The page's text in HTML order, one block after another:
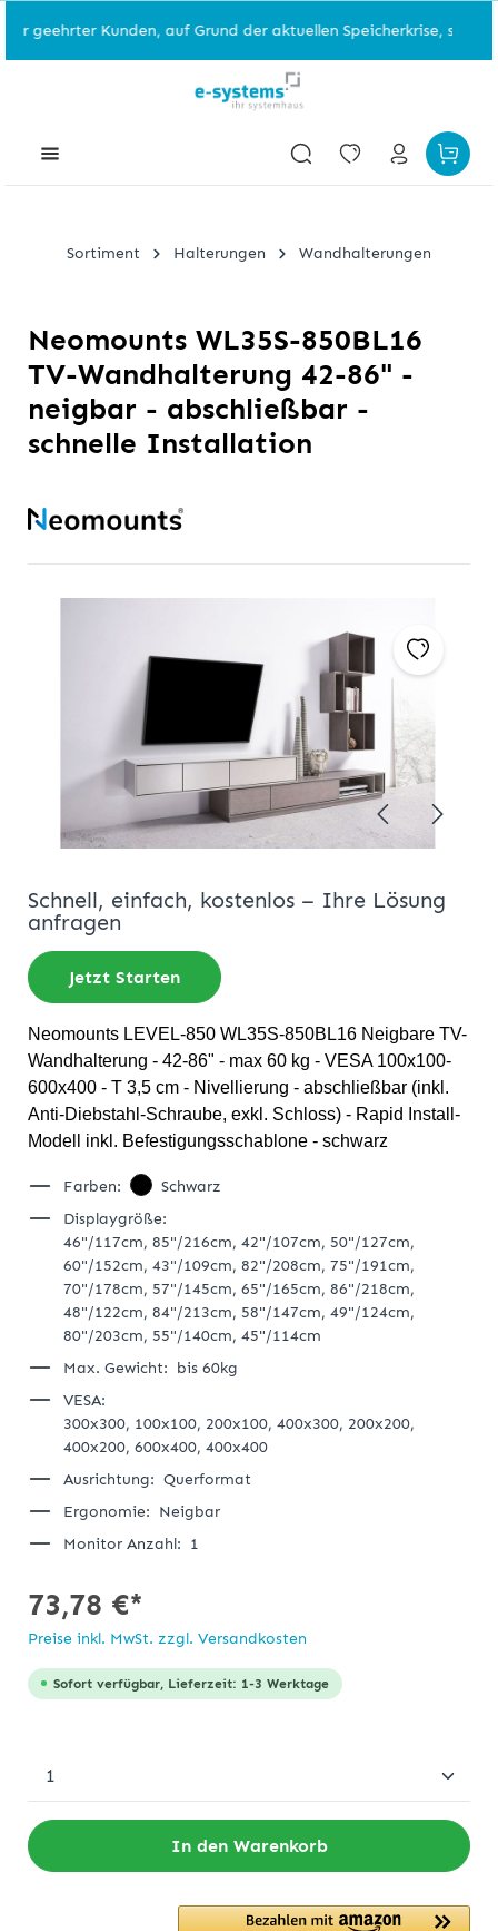
geehrter Kunden, auf Grund der aktuellen Speicherkrise, sind
Sortiment Halterungen Wandhalterungen
Neomounts WL35S-850BL16
TV-Wandhalterung 42-86" -
neigbar - abschließbar -
schnelle Installation
Schnell, einfach, kostenlos – Ihre Lösung
anfragen
Jetzt Starten
Neomounts LEVEL-850 WL35S-850BL16 Neigbare TV-
Wandhalterung - 42-86" - max 60 kg - VESA 100x100-
600x400 - T 3,5 cm - Nivellierung - abschließbar (inkl.
Anti-Diebstahl-Schraube, exkl. Schloss) - Rapid Install-
Modell inkl. Befestigungsschablone - schwarz
Farben:
Schwarz
Displaygröße:
46"/117cm, 85"/216cm, 42"/107cm, 50"/127cm,
60"/152cm, 43"/109cm, 82"/208cm, 75"/191cm,
70"/178cm, 57"/145cm, 65"/165cm, 86"/218cm,
48"/122cm, 84"/213cm, 58"/147cm, 49"/124cm,
80"/203cm, 55"/140cm, 45"/114cm
Max. Gewicht: bis 60kg
VESA:
300x300, 100x100, 200x100, 400x300, 200x200,
400x200, 600x400, 400x400
Ausrichtung: Querformat
Ergonomie: Neigbar
Monitor Anzahl: 1
73,78 €*
Preise inkl. MwSt. zzgl. Versandkosten
Sofort verfügbar, Lieferzeit: 1-3 Werktage
In den Warenkorb